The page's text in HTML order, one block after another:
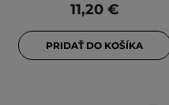
11,20 €
PRIDAŤ DO KOŠÍKA